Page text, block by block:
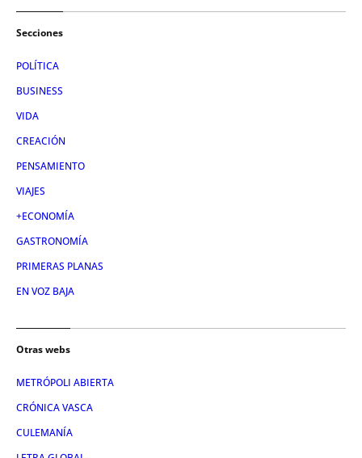
Secciones
POLÍTICA
BUSINESS
VIDA
CREACIÓN
PENSAMIENTO
VIAJES
+ECONOMÍA
GASTRONOMÍA
PRIMERAS PLANAS
EN VOZ BAJA
Otras webs
METRÓPOLI ABIERTA
CRÓNICA VASCA
CULEMANÍA